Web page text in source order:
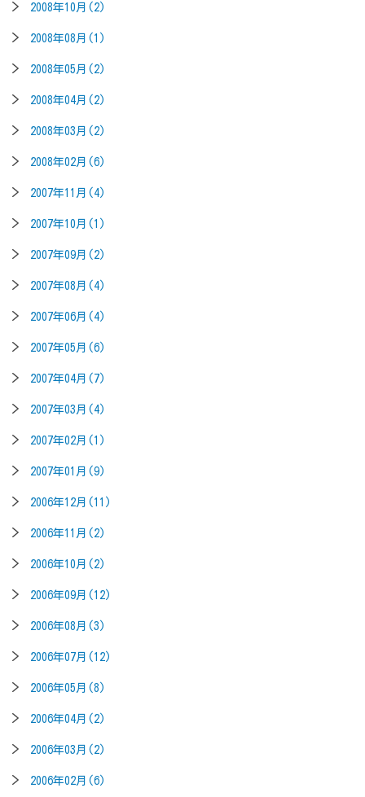
2008年10月(2)
2008年08月(1)
2008年05月(2)
2008年04月(2)
2008年03月(2)
2008年02月(6)
2007年11月(4)
2007年10月(1)
2007年09月(2)
2007年08月(4)
2007年06月(4)
2007年05月(6)
2007年04月(7)
2007年03月(4)
2007年02月(1)
2007年01月(9)
2006年12月(11)
2006年11月(2)
2006年10月(2)
2006年09月(12)
2006年08月(3)
2006年07月(12)
2006年05月(8)
2006年04月(2)
2006年03月(2)
2006年02月(6)